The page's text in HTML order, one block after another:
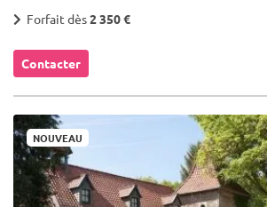
Forfait dès2 350 €
Contacter
NOUVEAU